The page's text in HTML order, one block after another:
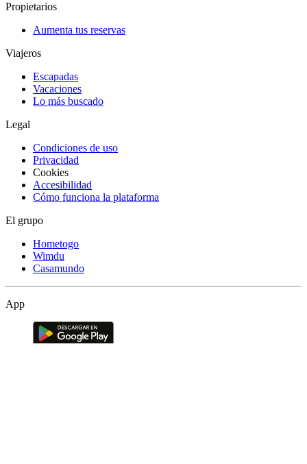
Propietarios
Aumenta tus reservas
Viajeros
Escapadas
Vacaciones
Lo más buscado
Legal
Condiciones de uso
Privacidad
Cookies
Accesibilidad
Cómo funciona la plataforma
El grupo
Hometogo
Wimdu
Casamundo
App